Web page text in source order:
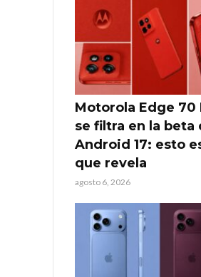
Motorola Edge 70
se filtra en la beta
Android 17: esto
que revela
agosto 6, 2026